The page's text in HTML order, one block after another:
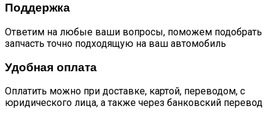
Поддержка
Ответим на любые ваши вопросы, поможем подобрать
запчасть точно подходящую на ваш автомобиль
Удобная оплата
Оплатить можно при доставке, картой, переводом, с
юридического лица, а также через банковский перевод